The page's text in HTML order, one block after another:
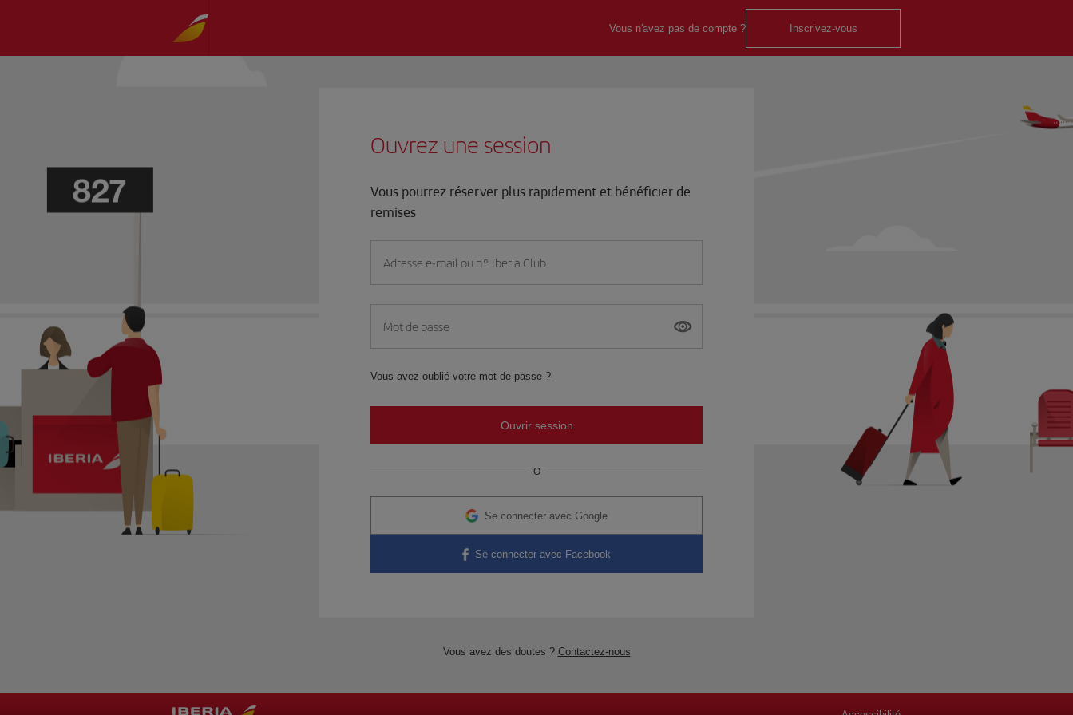
Ouvrez une session
Vous pourrez réserver plus rapidement et bénéficier de
remises
Adresse e-mail ou n° Iberia Club
Mot de passe
Vous avez oublié votre mot de passe ?
O
Se connecter avec Google
Se connecter avec Facebook
Vous avez des doutes ? Contactez-nous